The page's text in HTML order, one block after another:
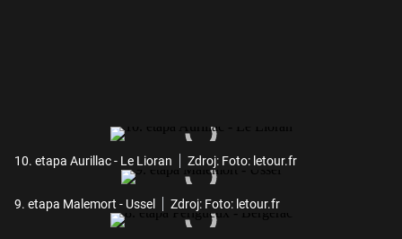
10. etapa Aurillac - Le Lioran Zdroj: Foto: letour.fr
9. etapa Malemort - Ussel Zdroj: Foto: letour.fr